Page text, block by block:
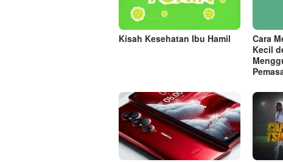
o
s
Kisah Kesehatan Ibu Hamil
Cara
Kecil